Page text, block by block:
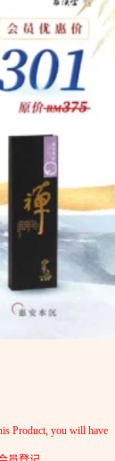
Product, you will have